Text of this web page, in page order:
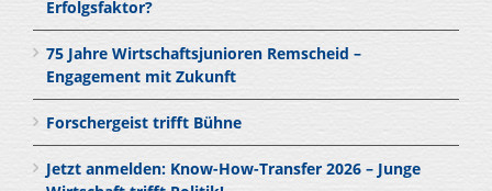
Erfolgsfaktor?
75 Jahre Wirtschaftsjunioren Remscheid –
Engagement mit Zukunft
Forschergeist trifft Bühne
Jetzt anmelden: Know-How-Transfer 2026 – Junge